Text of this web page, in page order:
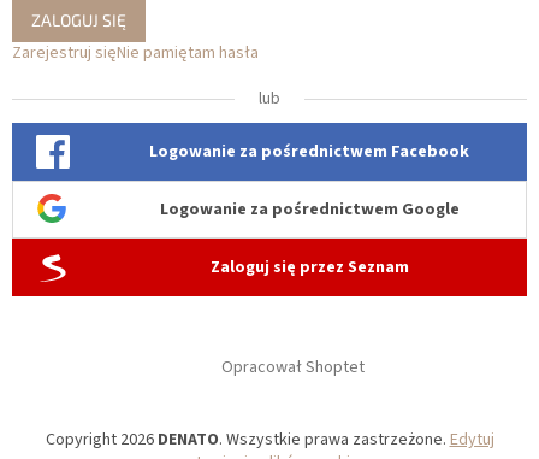
ZALOGUJ SIĘ
Zarejestruj sięNie pamiętam hasła
lub
Logowanie za pośrednictwem Facebook
Logowanie za pośrednictwem Google
Zaloguj się przez Seznam
Opracował Shoptet
Copyright 2026 DENATO. Wszystkie prawa zastrzeżone. Edytuj